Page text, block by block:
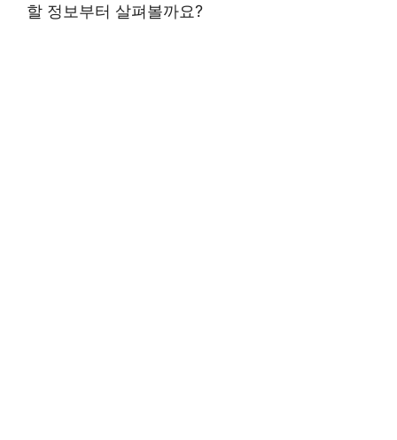
할 정보부터 살펴볼까요?